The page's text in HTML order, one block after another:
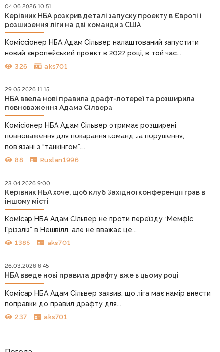
04.06.2026 10:51
Керівник НБА розкрив деталі запуску проекту в Європі і
розширення ліги на дві команди з США
Коміссіонер НБА Адам Сільвер налаштований запустити
новий європейський проект в 2027 році, в той час...
326 aks701
29.05.2026 11:15
НБА ввела нові правила драфт-лотереї та розширила
повноваження Адама Сілвера
Комісіонер НБА Адам Сільвер отримає розширені
повноваження для покарання команд за порушення,
пов’язані з “танкінгом”....
88 Ruslan1996
23.04.2026 9:00
Керівник НБА хоче, щоб клуб Західної конференції грав в
іншому місті
Комісар НБА Адам Сільвер не проти переїзду “Мемфіс
Гріззліз” в Нешвілл, але не вважає це...
1385 aks701
26.03.2026 6:45
НБА введе нові правила драфту вже в цьому році
Комісар НБА Адам Сільвер заявив, що ліга має намір внести
поправки до правил драфту для...
237 aks701